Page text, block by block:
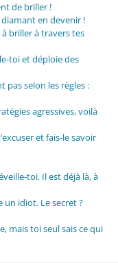
de briller !
en devenir !
briller à travers tes
toi et déploie des
pas selon les règles :
agressives, voilà
et fais-le savoir
toi. Il est déjà là, à
idiot. Le secret ?
mais toi seul sais ce qui